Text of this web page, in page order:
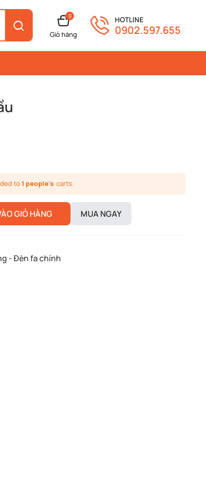
0
Giỏ hàng
HOTLINE
0902.597.655
to1 people's carts.
GIỎ HÀNG MUA NGAY
- Đèn fa chính